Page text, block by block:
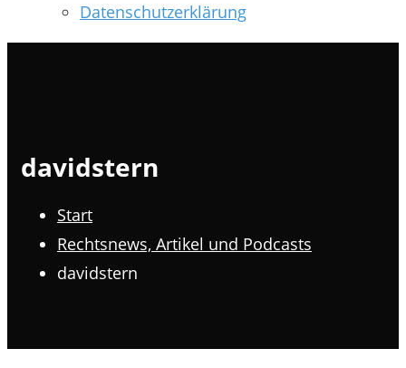
Datenschutzerklärung
davidstern
Start
Rechtsnews, Artikel und Podcasts
davidstern